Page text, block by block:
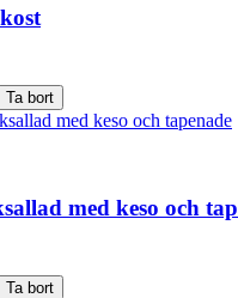
Ta bort
med keso och
Ta bort